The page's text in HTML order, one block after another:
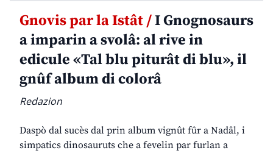
Gnovis par la Istât /I Gnognosaurs
a imparin a svolâ: al rive in
edicule «Tal blu piturât di blu», il
gnûf album di colorâ
Redazion
Daspò dal sucès dal prin album vignût fûr a Nadâl, i
simpatics dinosauruts che a fevelin par furlan a